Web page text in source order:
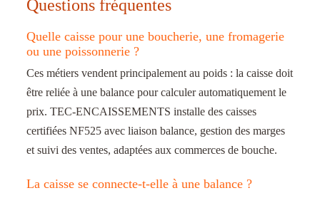
Questions fréquentes
Quelle caisse pour une boucherie, une fromagerie
ou une poissonnerie ?
Ces métiers vendent principalement au poids : la caisse doit
être reliée à une balance pour calculer automatiquement le
prix. TEC-ENCAISSEMENTS installe des caisses
certifiées NF525 avec liaison balance, gestion des marges
et suivi des ventes, adaptées aux commerces de bouche.
La caisse se connecte-t-elle à une balance ?